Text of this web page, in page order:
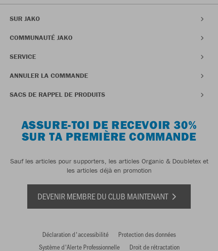
SUR JAKO
COMMUNAUTÉ JAKO
SERVICE
ANNULER LA COMMANDE
SACS DE RAPPEL DE PRODUITS
ASSURE-TOI DE RECEVOIR 30%
SUR TA PREMIÈRE COMMANDE
Sauf les articles pour supporters, les articles Organic & Doubletex et
les articles déjà en promotion
DEVENIR MEMBRE DU CLUB MAINTENANT
Déclaration d'accessibilité
Protection des données
Système d'Alerte Professionnelle
Droit de rétractation